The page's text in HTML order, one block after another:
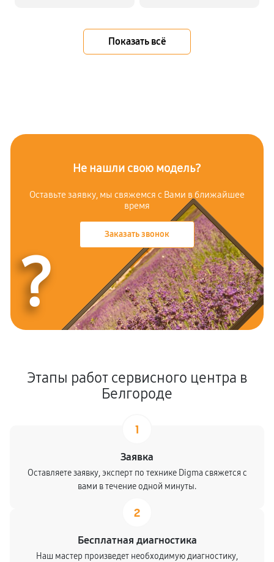
Показать всё
Не нашли свою модель?
Оставьте заявку, мы свяжемся с Вами в ближайшее
время
Заказать звонок
?
Этапы работ сервисного центра в
Белгороде
1
Заявка
Оставляете заявку, эксперт по технике Digma свяжется с
вами в течение одной минуты.
2
Бесплатная диагностика
Наш мастер произведет необходимую диагностику,